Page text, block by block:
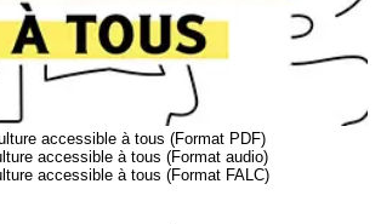
accessible à tous (Format PDF)
accessible à tous (Format audio)
accessible à tous (Format FALC)